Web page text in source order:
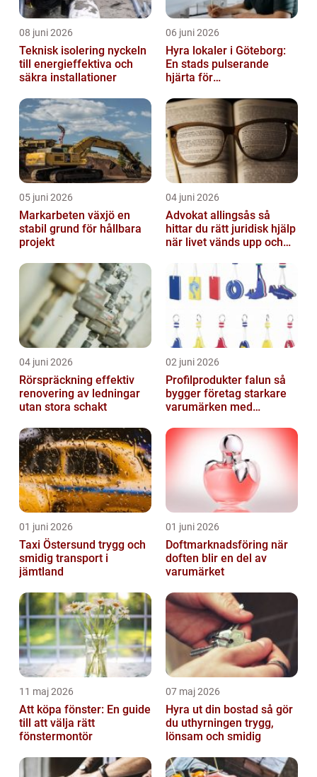
08 juni 2026
Teknisk isolering nyckeln
till energieffektiva och
säkra installationer
06 juni 2026
Hyra lokaler i Göteborg:
En stads pulserande
hjärta för
05 juni 2026
Markarbeten växjö en
stabil grund för hållbara
projekt
04 juni 2026
Advokat allingsås så
hittar du rätt juridisk hjälp
när livet vänds upp och
04 juni 2026
Rörspräckning effektiv
renovering av ledningar
utan stora schakt
02 juni 2026
Profilprodukter falun så
bygger företag starkare
varumärken med
01 juni 2026
Taxi Östersund trygg och
smidig transport i
jämtland
01 juni 2026
Doftmarknadsföring när
doften blir en del av
varumärket
11 maj 2026
Att köpa fönster: En guide
till att välja rätt
fönstermontör
07 maj 2026
Hyra ut din bostad så gör
du uthyrningen trygg,
lönsam och smidig